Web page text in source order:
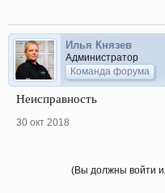
Илья Князев
Администратор
Команда форума
Неисправность
30 окт 2018
(Вы должны войти